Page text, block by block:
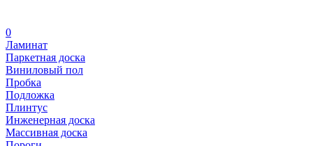
0
Ламинат
Паркетная доска
Виниловый пол
Пробка
Подложка
Плинтус
Инженерная доска
Массивная доска